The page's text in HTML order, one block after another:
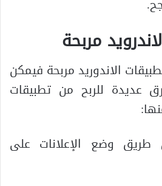
مربحة
الاندوريد مربحة فيمكن
عديدة للربح من تطبيقات
وضع الإعلانات على